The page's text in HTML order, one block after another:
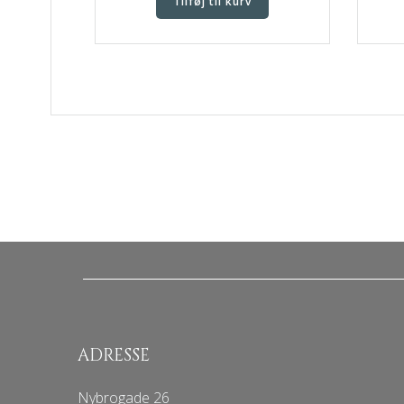
ADRESSE
Nybrogade 26